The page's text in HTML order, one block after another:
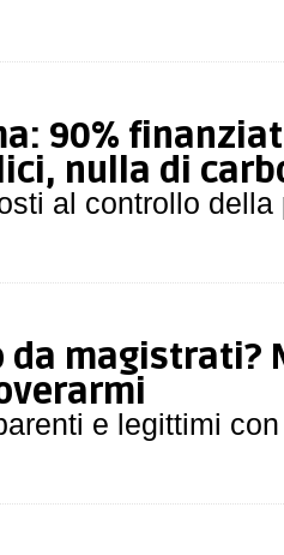
90%
nulla di
al controllo della
da magistrati?
e legittimi